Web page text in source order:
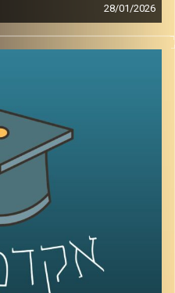
28/01/2026
מאז הפעם האחרונה שדיברנו
חווה טלטלה עמוקה, מחאה
בפרק הזה ננסה להבין מה
נראית המחאה מבפנים, עד
זה מתחבר גם לאזור, לישראל,
אז כדי לדבר על כל זה, שב
לפוליטיקה עכשווית של
דיפלומטיה ואסטרטגיה
קרדיט תמונות:
AudioVersity